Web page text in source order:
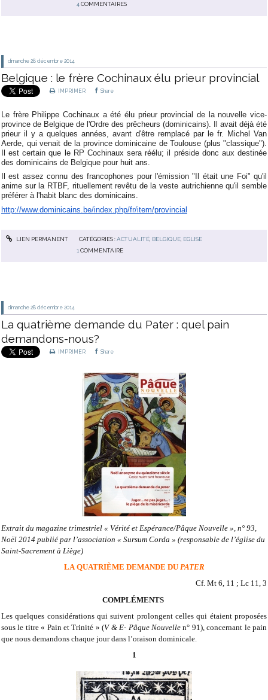
4 COMMENTAIRES
dimanche 28 décembre 2014
Belgique : le frère Cochinaux élu prieur provincial
IMPRIMER Share
Le frère Philippe Cochinaux a été élu prieur provincial de la nouvelle vice-
province de Belgique de l'Ordre des prêcheurs (dominicains). Il avait déjà été
prieur il y a quelques années, avant d'être remplacé par le fr. Michel Van
Aerde, qui venait de la province dominicaine de Toulouse (plus "classique").
Il est certain que le RP Cochinaux sera réélu; il préside donc aux destinée
des dominicains de Belgique pour huit ans.
Il est assez connu des francophones pour l'émission "Il était une Foi" qu'il
anime sur la RTBF, rituellement revêtu de la veste autrichienne qu'il semble
préférer à l'habit blanc des dominicains.
http://www.dominicains.be/index.php/fr/item/provincial
LIEN PERMANENT CATÉGORIES :ACTUALITÉ, BELGIQUE, EGLISE
1 COMMENTAIRE
dimanche 28 décembre 2014
La quatrième demande du Pater : quel pain
demandons-nous?
IMPRIMER Share
Extrait du magazine trimestriel « Vérité et Espérance/Pâque Nouvelle », n° 93,
Noël 2014 publié par l’association « Sursum Corda » (responsable de l’église du
Saint-Sacrement à Liège)
LAQUATRIÈME DEMANDE DU PATER
Cf. Mt 6, 11 ; Lc 11, 3
COMPLÉMENTS
Les quelques considérations qui suivent prolongent celles qui étaient proposées
sous le titre « Pain et Trinité » (V & E- Pâque Nouvellen° 91), concernant le pain
que nous demandons chaque jour dans l’oraison dominicale.
1